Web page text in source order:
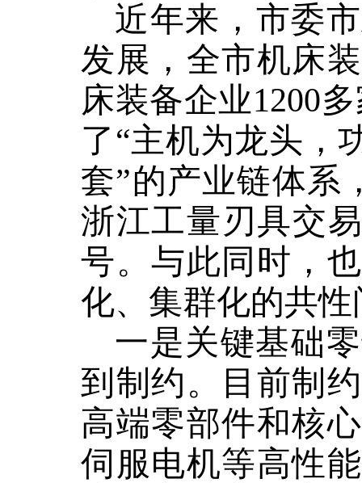
近年来， 市委
发展， 全市机床
床装备企业1200
了“主机为龙头，
套”的产业链体系
浙江工量刃具交
号。与此同时，
化、集群化的共
一是关键基础
到制约。
目前制
高端零部件和核
伺服电机等高性